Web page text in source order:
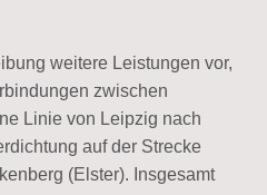
weitere Leistungen vor,
zwischen
Linie von Leipzig nach
auf der Strecke
(Elster). Insgesamt